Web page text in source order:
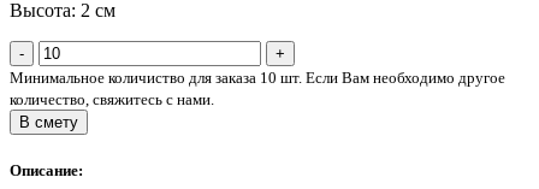
Высота: 2 см
-
+
Минимальное количиство для заказа 10 шт. Если Вам необходимо другое
количество, свяжитесь с нами.
В смету
Описание: